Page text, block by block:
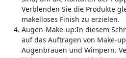
Verblenden Sie die Produkte
makelloses Finish zu erzielen.
Augen-Make-up:In diesem
auf das Auftragen von Make-
Augenbrauen und Wimpern.